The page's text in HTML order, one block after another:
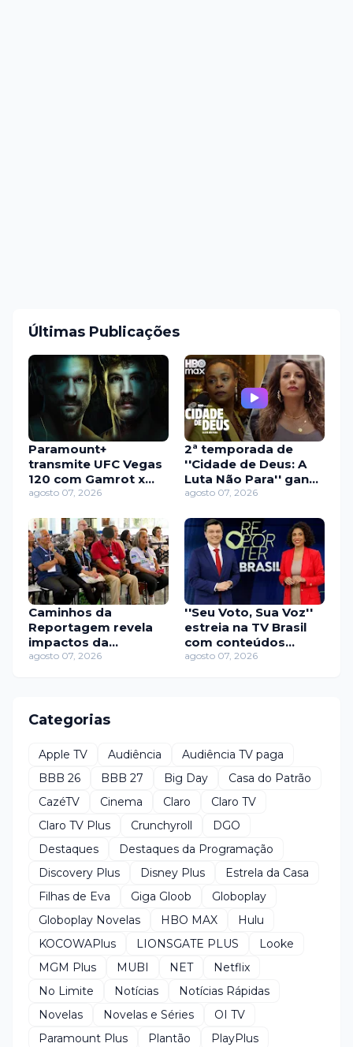
Últimas Publicações
Paramount+
transmite UFC Vegas
120 com Gamrot x
Salkilld e dez
agosto 07, 2026
2ª temporada de
''Cidade de Deus: A
Luta Não Para'' ganha
primeiro teaser; veja
agosto 07, 2026
Caminhos da
Reportagem revela
impactos da
desigualdade na vida
agosto 07, 2026
''Seu Voto, Sua Voz''
estreia na TV Brasil
com conteúdos
sobre eleições e
agosto 07, 2026
Categorias
Apple TV Audiência
Audiência TV paga
BBB 26
BBB 27 Big Day
Casa do Patrão
CazéTV
Cinema Claro
Claro TV
Claro TV Plus
Crunchyroll
DGO
Destaques
Destaques da Programação
Discovery Plus
Disney Plus
Estrela da Casa
Filhas de Eva
Giga Gloob
Globoplay
Globoplay Novelas
HBO MAX
Hulu
KOCOWAPlus
LIONSGATE PLUS
Looke
MGM Plus
MUBI NET
Netflix
No Limite
Notícias
Notícias Rápidas
Novelas
Novelas e Séries
OI TV
Paramount Plus
Plantão
PlayPlus